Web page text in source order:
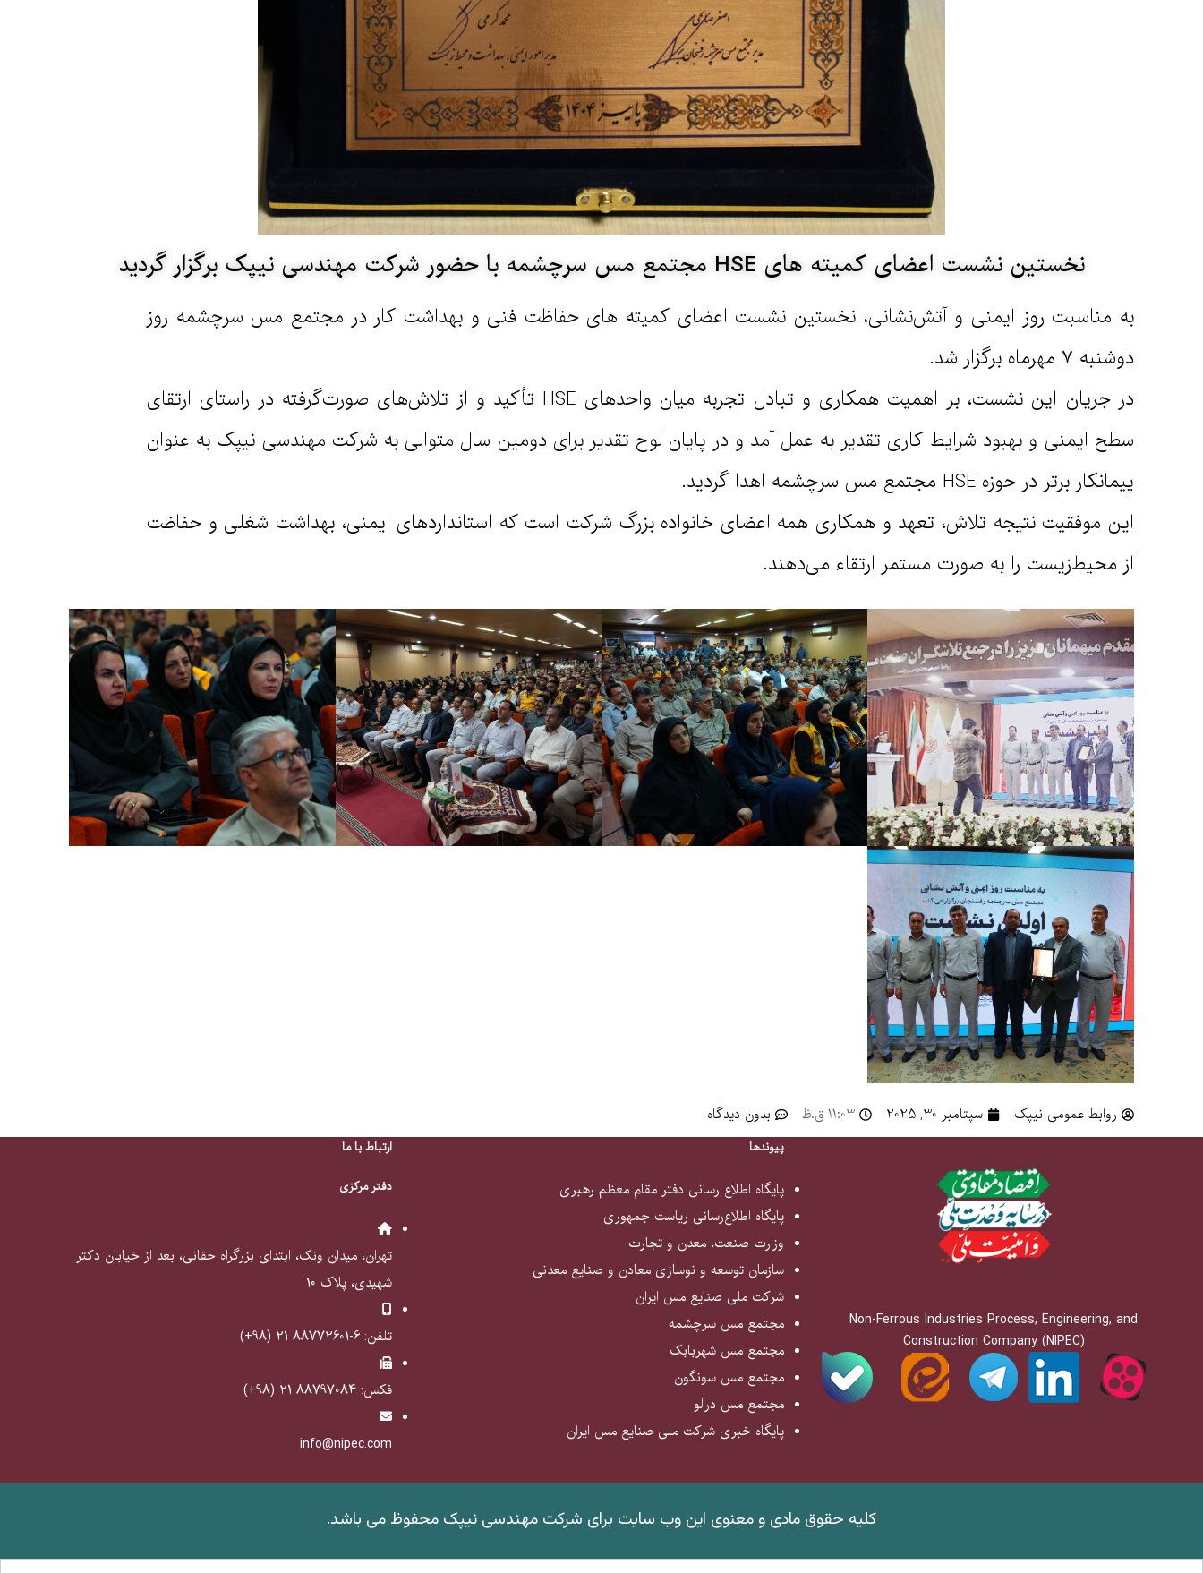
نخستین نشست اعضای کمیته های HSE مجتمع مس سرچشمه با حضور شرکت مهندسی نیپک برگزار گردید
به مناسبت روز ایمنی و آتش‌نشانی، نخستین نشست اعضای کمیته های حفاظت فنی و بهداشت کار در مجتمع مس سرچشمه روز
دوشنبه ۷ مهرماه برگزار شد.
در جریان این نشست، بر اهمیت همکاری و تبادل تجربه میان واحدهای HSE تأکید و از تلاش‌های صورت‌گرفته در راستای ارتقای
سطح ایمنی و بهبود شرایط کاری تقدیر به عمل آمد و در پایان لوح تقدیر برای دومین سال متوالی به شرکت مهندسی نیپک به عنوان
پیمانکار برتر در حوزه HSE مجتمع مس سرچشمه اهدا گردید.
این موفقیت نتیجه تلاش، تعهد و همکاری همه اعضای خانواده بزرگ شرکت است که استانداردهای ایمنی، بهداشت شغلی و حفاظت
از محیط‌زیست را به‌ صورت مستمر ارتقاء می‌دهند.
روابط عمومی نیپک سپتامبر 30, 2025 11:03 ق.ظ بدون ديدگاه
Non-Ferrous Industries Process, Engineering, and
Construction Company (NIPEC)
پیوندها
پایگاه اطلاع رسانی دفتر مقام معظم رهبری
پایگاه اطلاع‌رسانی ریاست جمهوری
وزارت صنعت، معدن و تجارت
سازمان توسعه و نوسازی معادن و صنایع معدنی
شرکت ملی صنایع مس ایران
مجتمع مس سرچشمه
مجتمع مس شهربابک
مجتمع مس سونگون
مجتمع مس درآلو
پایگاه خبری شرکت ملی صنایع مس ایران
ارتباط با ما
دفتر مرکزی
تهران، میدان ونک، ابتدای بزرگراه حقانی، بعد از خیابان دکتر
شهیدی، پلاک ۱۰
تلفن: 6-88772601 21 (98+)
فکس: 88797084 21 (98+)
info@nipec.com
کلیه حقوق مادی و معنوی این وب سایت برای شرکت مهندسی نیپک محفوظ می باشد.